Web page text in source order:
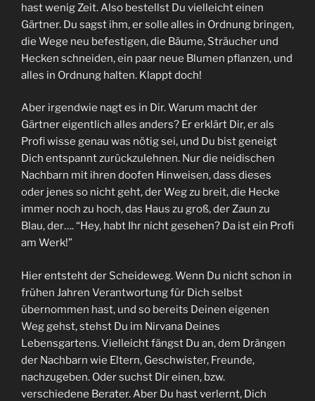
hast wenig Zeit. Also bestellst Du vielleicht einen
Gärtner. Du sagst ihm, er solle alles in Ordnung bringen,
die Wege neu befestigen, die Bäume, Sträucher und
Hecken schneiden, ein paar neue Blumen pflanzen, und
alles in Ordnung halten. Klappt doch!
Aber irgendwie nagt es in Dir. Warum macht der
Gärtner eigentlich alles anders? Er erklärt Dir, er als
Profi wisse genau was nötig sei, und Du bist geneigt
Dich entspannt zurückzulehnen. Nur die neidischen
Nachbarn mit ihren doofen Hinweisen, dass dieses
oder jenes so nicht geht, der Weg zu breit, die Hecke
immer noch zu hoch, das Haus zu groß, der Zaun zu
Blau, der…. “Hey, habt Ihr nicht gesehen? Da ist ein Profi
am Werk!”
Hier entsteht der Scheideweg. Wenn Du nicht schon in
frühen Jahren Verantwortung für Dich selbst
übernommen hast, und so bereits Deinen eigenen
Weg gehst, stehst Du im Nirvana Deines
Lebensgartens. Vielleicht fängst Du an, dem Drängen
der Nachbarn wie Eltern, Geschwister, Freunde,
nachzugeben. Oder suchst Dir einen, bzw.
verschiedene Berater. Aber Du hast verlernt, Dich